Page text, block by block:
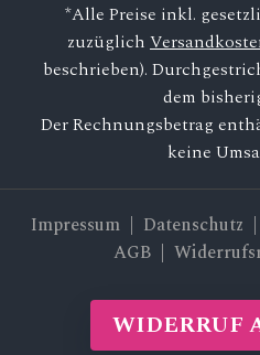
*Alle Preise inkl.
zuzüglich
beschrieben).
dem
Der Rechnungsbetrag
keine
Impressum | Datenschutz
AGB|
WIDERRUF